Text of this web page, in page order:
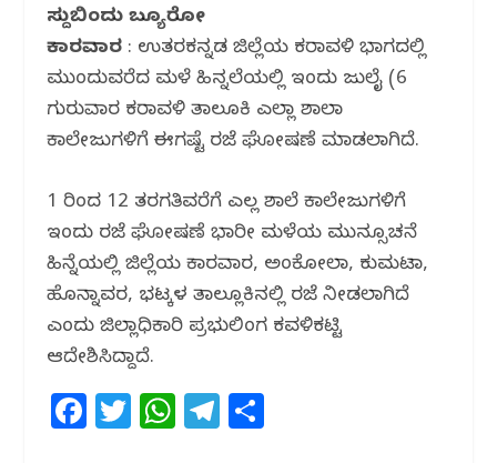
c
e
b
o
k
itt
e
r
at
s
A
p
p
e
g
ra
m
ar
e
ಸುದ್ದಿಬಿಂದು ಬ್ಯೂರೋ
ಕಾರವಾರ : ಉತ್ತರಕನ್ನಡ ಜಿಲ್ಲೆಯ ಕರಾವಳಿ ಭಾಗದಲ್ಲಿ
ಮುಂದುವರೆದ ಮಳೆ ಹಿನ್ನಲೆಯಲ್ಲಿ ಇಂದು ಜುಲೈ (6
ಗುರುವಾರ ಕರಾವಳಿ ತಾಲೂಕಿ ಎಲ್ಲಾ ಶಾಲಾ
ಕಾಲೇಜುಗಳಿಗೆ ಈಗಷ್ಟೆ ರಜೆ ಘೋಷಣೆ ಮಾಡಲಾಗಿದೆ.
1 ರಿಂದ 12 ತರಗತಿವರೆಗೆ ಎಲ್ಲ ಶಾಲೆ ಕಾಲೇಜುಗಳಿಗೆ
ಇಂದು ರಜೆ ಘೋಷಣೆ ಭಾರೀ ಮಳೆಯ ಮುನ್ಸೂಚನೆ
ಹಿನ್ನೆಯಲ್ಲಿ ಜಿಲ್ಲೆಯ ಕಾರವಾರ, ಅಂಕೋಲಾ, ಕುಮಟಾ,
ಹೊನ್ನಾವರ, ಭಟ್ಕಳ ತಾಲ್ಲೂಕಿನಲ್ಲಿ ರಜೆ ನೀಡಲಾಗಿದೆ
ಎಂದು ಜಿಲ್ಲಾಧಿಕಾರಿ ಪ್ರಭುಲಿಂಗ ಕವಳಿಕಟ್ಟಿ
ಆದೇಶಿಸಿದ್ದಾದೆ.
F T W T